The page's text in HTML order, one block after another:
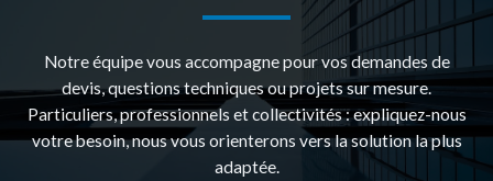
Notre équipe vous accompagne pour vos demandes de
devis, questions techniques ou projets sur mesure.
Particuliers, professionnels et collectivités : expliquez-nous
votre besoin, nous vous orienterons vers la solution la plus
adaptée.